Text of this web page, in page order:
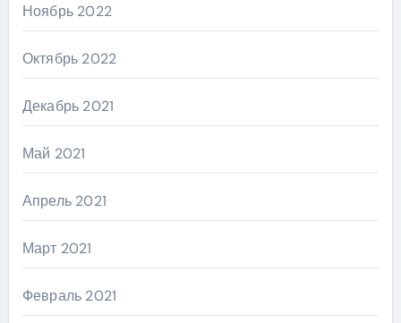
Ноябрь 2022
Октябрь 2022
Декабрь 2021
Май 2021
Апрель 2021
Март 2021
Февраль 2021